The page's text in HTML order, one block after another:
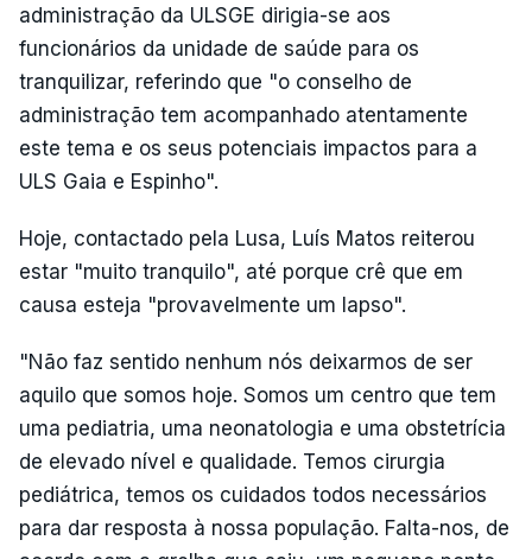
administração da ULSGE dirigia-se aos
funcionários da unidade de saúde para os
tranquilizar, referindo que "o conselho de
administração tem acompanhado atentamente
este tema e os seus potenciais impactos para a
ULS Gaia e Espinho".
Hoje, contactado pela Lusa, Luís Matos reiterou
estar "muito tranquilo", até porque crê que em
causa esteja "provavelmente um lapso".
"Não faz sentido nenhum nós deixarmos de ser
aquilo que somos hoje. Somos um centro que tem
uma pediatria, uma neonatologia e uma obstetrícia
de elevado nível e qualidade. Temos cirurgia
pediátrica, temos os cuidados todos necessários
para dar resposta à nossa população. Falta-nos, de